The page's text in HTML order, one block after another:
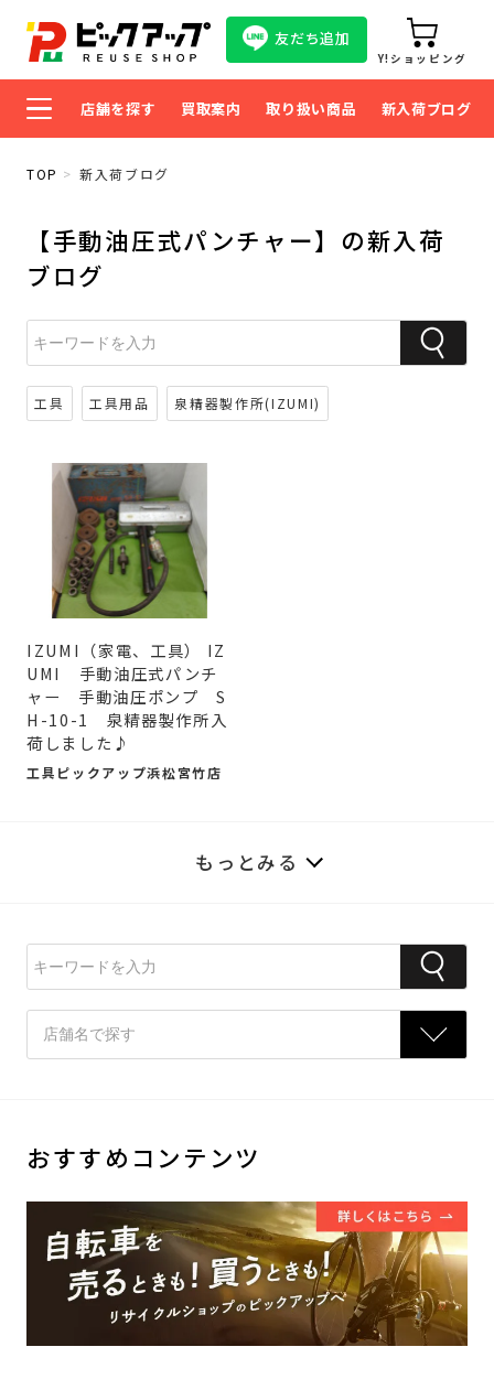
友だち追加
Y!ショッピング
店舗を探す 買取案内 取り扱い商品 新入荷ブログ
TOP 新入荷ブログ
【手動油圧式パンチャー】の新入荷
ブログ
工具 工具用品 泉精器製作所(IZUMI)
IZUMI（家電、工具） IZ
UMI 手動油圧式パンチ
ャー 手動油圧ポンプ S
H-10-1 泉精器製作所入
荷しました♪
工具ピックアップ浜松宮竹店
もっとみる
おすすめコンテンツ